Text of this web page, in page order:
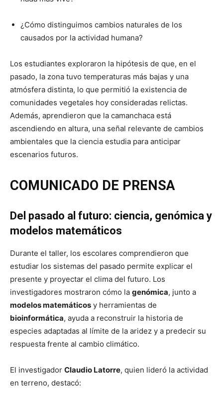
¿Cómo distinguimos cambios naturales de los
causados por la actividad humana?
Los estudiantes exploraron la hipótesis de que, en el
pasado, la zona tuvo temperaturas más bajas y una
atmósfera distinta, lo que permitió la existencia de
comunidades vegetales hoy consideradas relictas.
Además, aprendieron que la camanchaca está
ascendiendo en altura, una señal relevante de cambios
ambientales que la ciencia estudia para anticipar
escenarios futuros.
COMUNICADO DE PRENSA
Del pasado al futuro: ciencia, genómica y
modelos matemáticos
Durante el taller, los escolares comprendieron que
estudiar los sistemas del pasado permite explicar el
presente y proyectar el clima del futuro. Los
investigadores mostraron cómo la genómica, junto a
modelos matemáticos y herramientas de
bioinformática, ayuda a reconstruir la historia de
especies adaptadas al límite de la aridez y a predecir su
respuesta frente al cambio climático.
El investigador Claudio Latorre, quien lideró la actividad
en terreno, destacó: